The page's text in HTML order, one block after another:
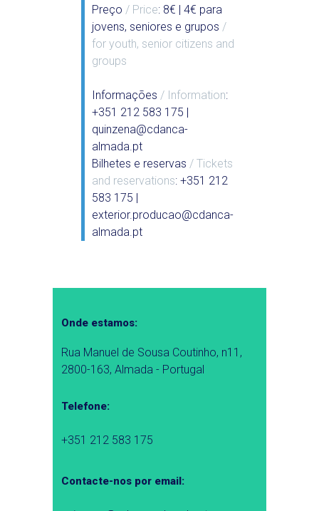
Preço / Price: 8€ | 4€ para
jovens, seniores e grupos /
for youth, senior citizens and
groups
Informações / Information:
+351 212 583 175 |
quinzena@cdanca-
almada.pt
Bilhetes e reservas / Tickets
and reservations: +351 212
583 175 |
exterior.producao@cdanca-
almada.pt
Onde estamos:
Rua Manuel de Sousa Coutinho, n11,
2800-163, Almada - Portugal
Telefone:
+351 212 583 175
Contacte-nos por email: